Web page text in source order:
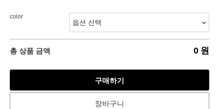
color
총 상품 금액 0 원
구매하기
장바구니